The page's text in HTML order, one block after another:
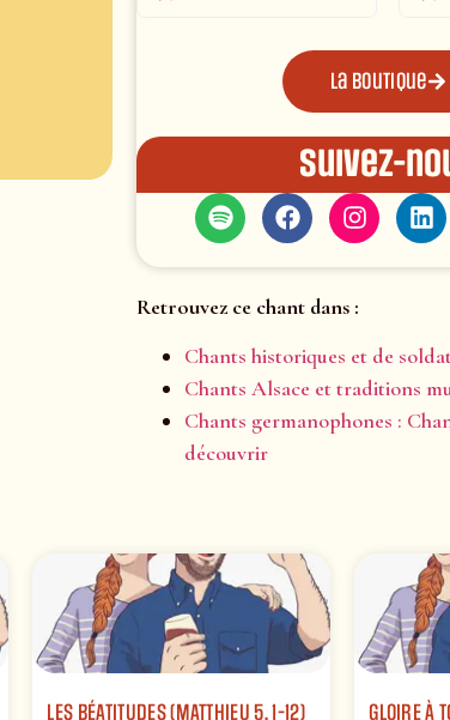
La boutique
Suivez-
Retrouvez ce chant dans :
Chants historiques et de
Chants Alsace et traditions
Chants germanophones :
découvrir
LES BÉATITUDES (MATTHIEU 5, 1-12) GLOIRE À